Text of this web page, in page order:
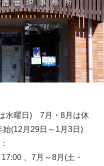
水曜日) 7月・8月は休
(12月29日～1月3日)
、7月～8月(土・